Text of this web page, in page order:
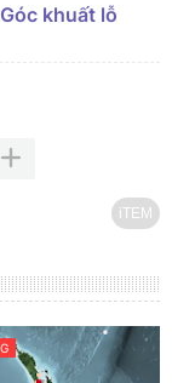
khuất lỗ
iTEM